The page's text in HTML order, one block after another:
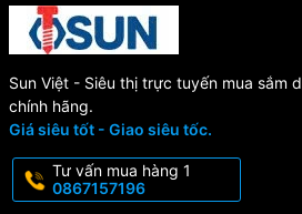
Sun Việt - Siêu thị trực tuyến mua sắm
chính hãng.
Giá siêu tốt - Giao siêu tốc.
Tư vấn mua hàng 1
0867157196